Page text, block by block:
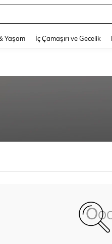
Yaşam İç Çamaşırı ve Gecelik